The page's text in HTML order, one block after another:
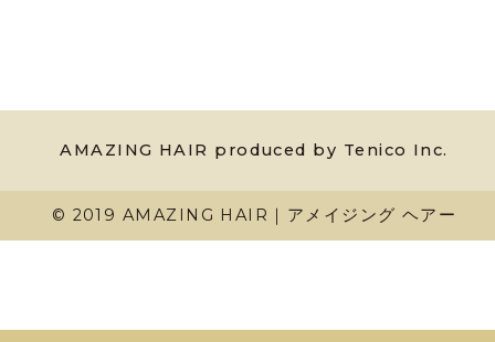
AMAZING HAIR produced by Tenico Inc.
© 2019 AMAZING HAIR｜アメイジング ヘアー